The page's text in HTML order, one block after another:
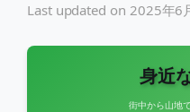
Last updated on 2025年6
身近
街中から山地